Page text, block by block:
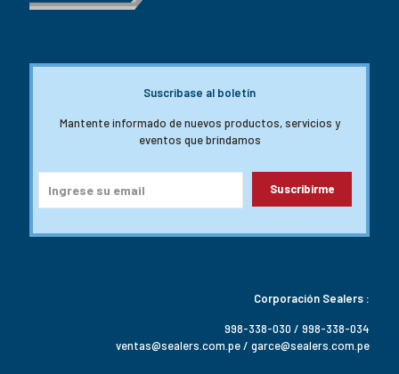
Suscribase al boletín
Mantente informado de nuevos productos, servicios y
eventos que brindamos
Corporación Sealers :
998-338-030 / 998-338-034
ventas@sealers.com.pe / garce@sealers.com.pe